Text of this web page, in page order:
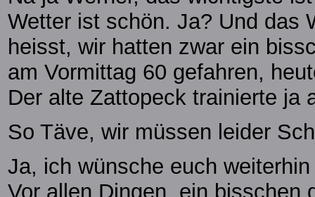
Wetter ist schön. Ja? Und das
heisst, wir hatten zwar ein
am Vormittag 60 gefahren,
Der alte Zattopeck trainierte ja
So Täve, wir müssen leider
Ja, ich wünsche euch
Vor allen Dingen, ein bisschen